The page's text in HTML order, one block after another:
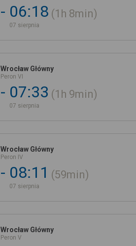
06:18
07 sierpnia
1h 8min
Wrocław Główny
Peron VI
07:33
07 sierpnia
1h 9min
Wrocław Główny
Peron IV
08:11
07 sierpnia
59min
Wrocław Główny
Peron V